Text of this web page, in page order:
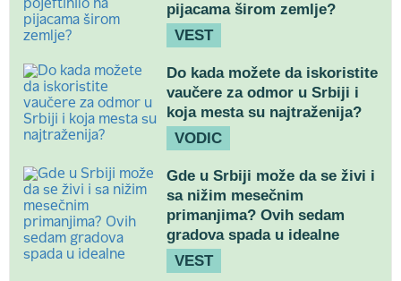
pijacama širom zemlje?
VEST
Do kada možete da iskoristite
vaučere za odmor u Srbiji i
koja mesta su najtraženija?
VODIC
Gde u Srbiji može da se živi i
sa nižim mesečnim
primanjima? Ovih sedam
gradova spada u idealne
VEST